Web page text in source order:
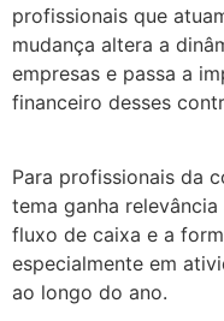
profissionais que
mudança altera a
empresas e passa a
financeiro desses
Para profissionais da
tema ganha
fluxo de caixa e a
especialmente em
ao longo do ano.